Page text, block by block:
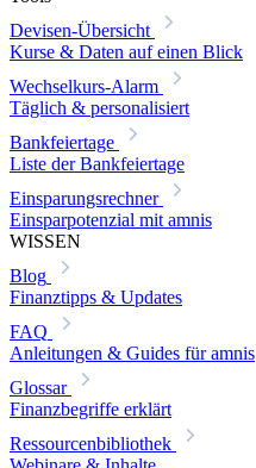
Devisen-Übersicht
Kurse & Daten auf einen Blick
Wechselkurs-Alarm
Täglich & personalisiert
Bankfeiertage
Liste der Bankfeiertage
Einsparungsrechner
Einsparpotenzial mit amnis
WISSEN
Blog
Finanztipps & Updates
FAQ
Anleitungen & Guides für amnis
Glossar
Finanzbegriffe erklärt
Ressourcenbibliothek